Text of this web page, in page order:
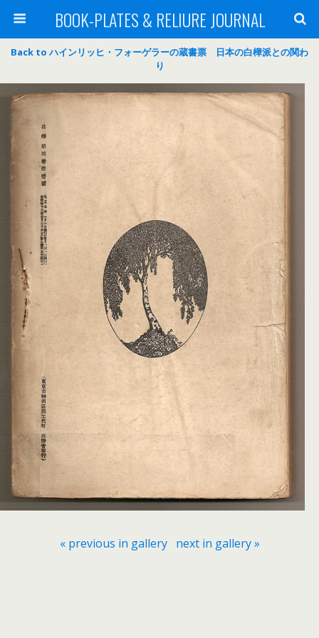
BOOK-PLATES & RELIURE JOURNAL
Back to ハインリッヒ・フォーゲラーの蔵書票 日本の白樺派との関わ
り
« previous in gallery next in gallery »